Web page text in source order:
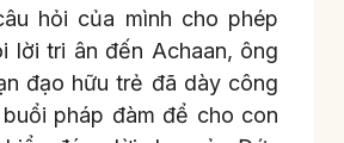
hỏi của mình cho phép
lời tri ân đến Achaan, ông
đạo hữu trẻ đã dày công
pháp đàm để cho con